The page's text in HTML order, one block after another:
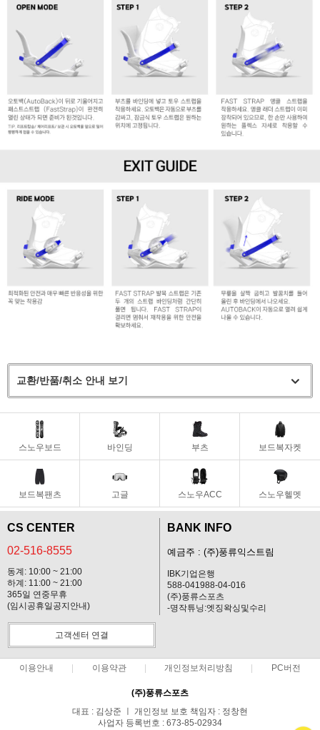
교환/반품/취소 안내 보기
스노우보드 바인딩 부츠 보드복자켓
보드복팬츠 고글 스노우ACC 스노우헬멧
CS CENTER
02-516-8555
동계: 10:00 ~ 21:00
하계: 11:00 ~ 21:00
365일 연중무휴
(임시공휴일공지안내)
BANK INFO
예금주 : (주)풍류익스트림
IBK기업은행
588-041988-04-016
(주)풍류스포츠
-명작튜닝:엣징왁싱및수리
고객센터 연결
이용안내 이용약관 개인정보처리방침 PC버전
(주)풍류스포츠
대표 : 김상준 ㅣ 개인정보 보호 책임자 : 정창현
사업자 등록번호 : 673-85-02934